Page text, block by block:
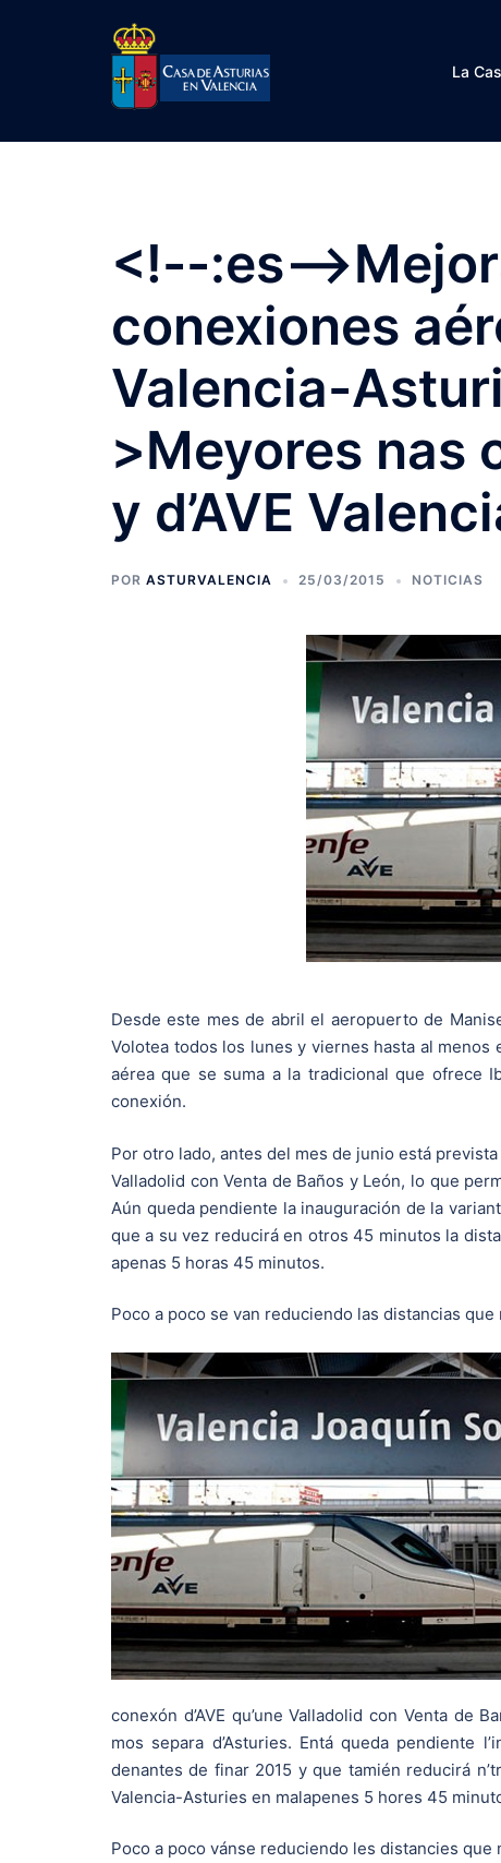
La
<!--:es--
conexiones
Valencia-
>Meyores nas
y d’AVE
POR ASTURVALENCIA 25/03/2015 NOTICIAS
Desde este mes de abril el aeropuerto de
Volotea todos los lunes y viernes hasta al
aérea que se suma a la tradicional que ofrece
conexión.
Por otro lado, antes del mes de junio está
Valladolid con Venta de Baños y León, lo que
Aún queda pendiente la inauguración de la
que a su vez reducirá en otros 45 minutos la
apenas 5 horas 45 minutos.
Poco a poco se van reduciendo las distancias
conexón d’AVE qu’une Valladolid con Venta
mos separa d’Asturies. Entá queda pendiente
denantes de finar 2015 y que tamién reducirá
Valencia-Asturies en malapenes 5 hores 45
Poco a poco vánse reduciendo les distancies que